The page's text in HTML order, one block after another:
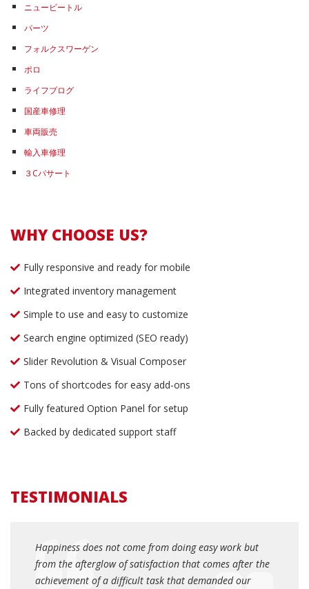
ニュービートル
パーツ
フォルクスワーゲン
ポロ
ライフブログ
国産車修理
車両販売
輸入車修理
３Cパサート
WHY CHOOSE US?
Fully responsive and ready for mobile
Integrated inventory management
Simple to use and easy to customize
Search engine optimized (SEO ready)
Slider Revolution & Visual Composer
Tons of shortcodes for easy add-ons
Fully featured Option Panel for setup
Backed by dedicated support staff
TESTIMONIALS
Happiness does not come from doing easy work but
from the afterglow of satisfaction that comes after the
achievement of a difficult task that demanded our